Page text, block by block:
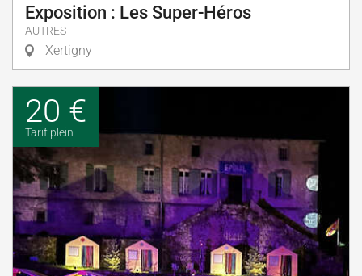
Exposition : Les Super-Héros
AUTRES
Xertigny
20 €
Tarif plein